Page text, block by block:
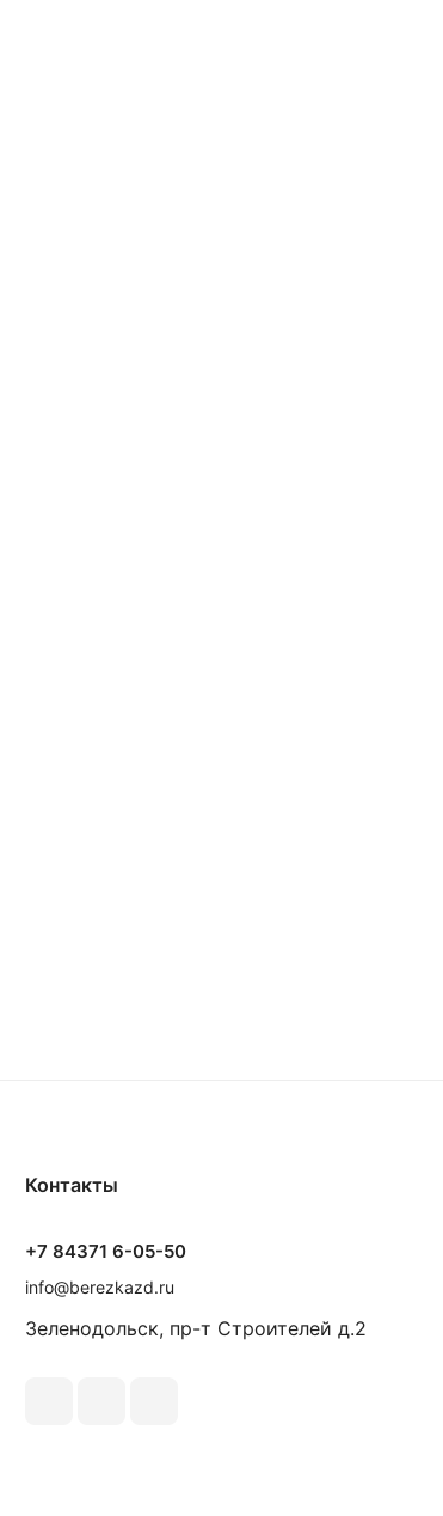
Контакты
+7 84371 6-05-50
info@berezkazd.ru
Зеленодольск, пр-т Строителей д.2